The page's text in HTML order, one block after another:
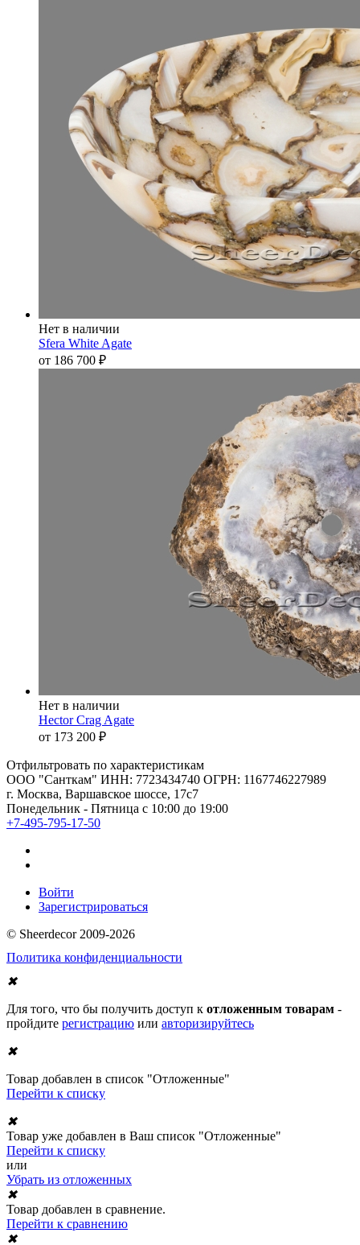
Нет в наличии
Sfera White Agate
от 186 700 ₽
Нет в наличии
Hector Crag Agate
от 173 200 ₽
Отфильтровать по характеристикам
ООО "Санткам" ИНН: 7723434740 ОГРН: 1167746227989
г. Москва, Варшавское шоссе, 17с7
Понедельник - Пятница с 10:00 до 19:00
+7-495-795-17-50
Войти
Зарегистрироваться
© Sheerdecor 2009-2026
Политика конфиденциальности
✖
Для того, что бы получить доступ к отложенным товарам -
пройдите регистрацию или авторизируйтесь
✖
Товар добавлен в список "Отложенные"
Перейти к списку
✖
Товар уже добавлен в Ваш список "Отложенные"
Перейти к списку
или
Убрать из отложенных
✖
Товар добавлен в сравнение.
Перейти к сравнению
✖